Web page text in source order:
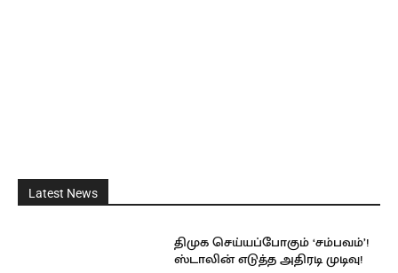
Latest News
திமுக செய்யப்போகும் ‘சம்பவம்’!
ஸ்டாலின் எடுத்த அதிரடி முடிவு!